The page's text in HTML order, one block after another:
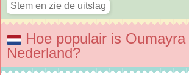
Hoe populair is Oumayra
Nederland?